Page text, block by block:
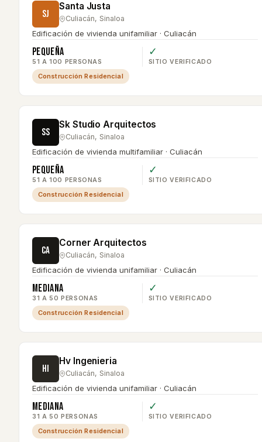
SJ
Santa Justa
Culiacán, Sinaloa
Edificación de vivienda unifamiliar · Culiacán
Pequeña
51 A 100 PERSONAS
✓
SITIO VERIFICADO
Construcción Residencial
SS
Sk Studio Arquitectos
Culiacán, Sinaloa
Edificación de vivienda multifamiliar · Culiacán
Pequeña
51 A 100 PERSONAS
✓
SITIO VERIFICADO
Construcción Residencial
CA
Corner Arquitectos
Culiacán, Sinaloa
Edificación de vivienda unifamiliar · Culiacán
Mediana
31 A 50 PERSONAS
✓
SITIO VERIFICADO
Construcción Residencial
HI
Hv Ingenieria
Culiacán, Sinaloa
Edificación de vivienda unifamiliar · Culiacán
Mediana
31 A 50 PERSONAS
✓
SITIO VERIFICADO
Construcción Residencial